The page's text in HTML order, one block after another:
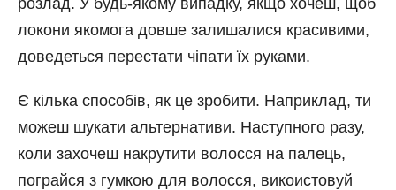
розлад. У будь-якому випадку, якщо хочеш, щоб
локони якомога довше залишалися красивими,
доведеться перестати чіпати їх руками.
Є кілька способів, як це зробити. Наприклад, ти
можеш шукати альтернативи. Наступного разу,
коли захочеш накрутити волосся на палець,
пограйся з гумкою для волосся, викоистовуй